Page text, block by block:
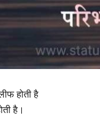
होती है
है।